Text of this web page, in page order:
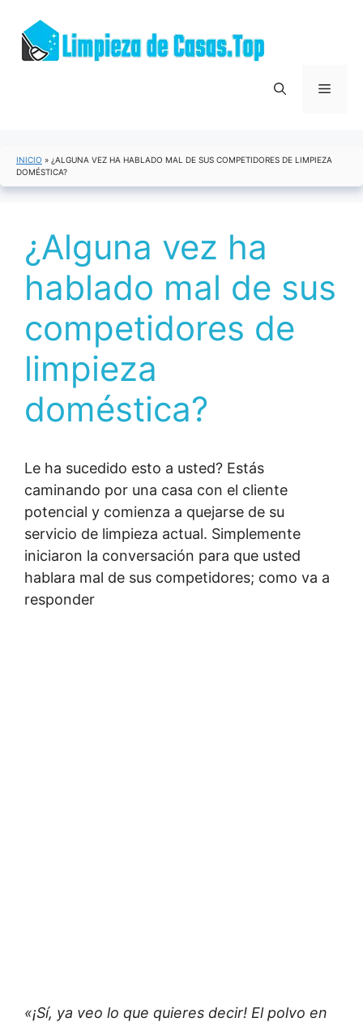
contenido
Menú
INICIO » ¿ALGUNA VEZ HA HABLADO MAL DE SUS COMPETIDORES DE LIMPIEZA
DOMÉSTICA?
¿Alguna vez ha
hablado mal de sus
competidores de
limpieza
doméstica?
Le ha sucedido esto a usted? Estás
caminando por una casa con el cliente
potencial y comienza a quejarse de su
servicio de limpieza actual. Simplemente
iniciaron la conversación para que usted
hablara mal de sus competidores; como va a
responder
«¡Sí, ya veo lo que quieres decir! El polvo en